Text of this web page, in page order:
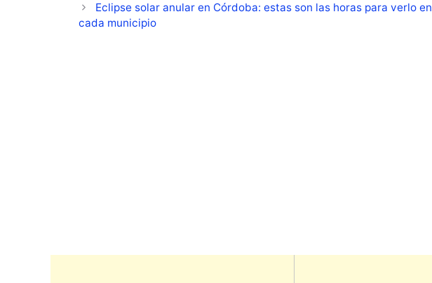
Eclipse solar anular en Córdoba: estas son las horas para verlo en
cada municipio